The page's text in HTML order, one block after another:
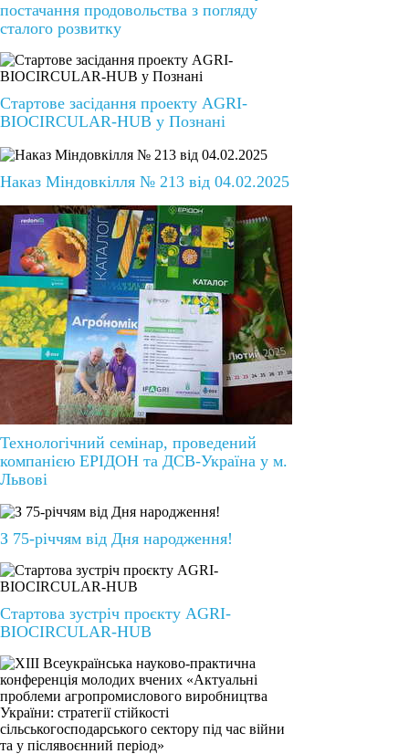
постачання продовольства з погляду
сталого розвитку
Стартове засідання проекту AGRI-
BIOCIRCULAR-HUB у Познані
Наказ Міндовкілля № 213 від 04.02.2025
Технологічний семінар, проведений
компанією ЕРІДОН та ДСВ-Україна у м.
Львові
З 75-річчям від Дня народження!
Стартова зустріч проєкту AGRI-
BIOCIRCULAR-HUB